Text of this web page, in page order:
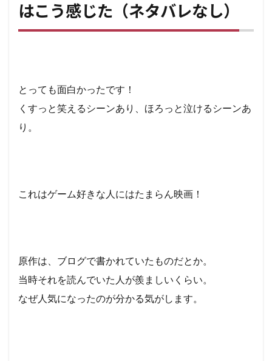
はこう感じた（ネタバレなし）
とっても面白かったです！
くすっと笑えるシーンあり、ほろっと泣けるシーンあ
り。
これはゲーム好きな人にはたまらん映画！
原作は、ブログで書かれていたものだとか。
当時それを読んでいた人が羨ましいくらい。
なぜ人気になったのが分かる気がします。